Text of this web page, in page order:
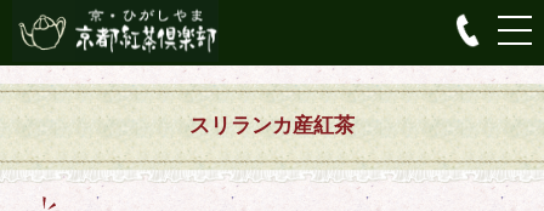
スリランカ産紅茶